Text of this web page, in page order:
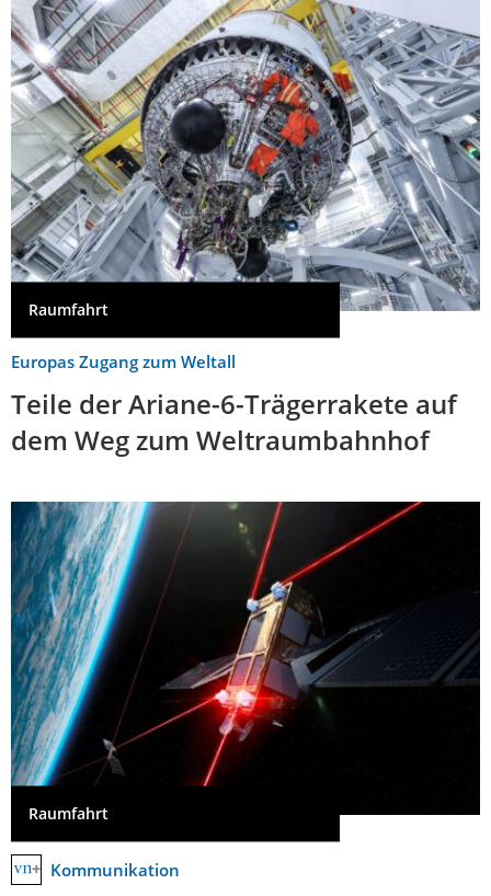
Raumfahrt
Europas Zugang zum Weltall
Teile der Ariane-6-Trägerrakete auf
dem Weg zum Weltraumbahnhof
Raumfahrt
Kommunikation